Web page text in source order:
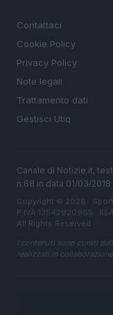
Contattaci
Cookie Policy
Privacy Policy
Note legali
Trattamento dati
Gestisci Utiq
Canale di Notizie.it,
n.68 in data 01/03/2018
Copyright © 2026 ·
P.IVA 13542920965 ·
All Rights Reserved
I contenuti sono curati
realizzati in